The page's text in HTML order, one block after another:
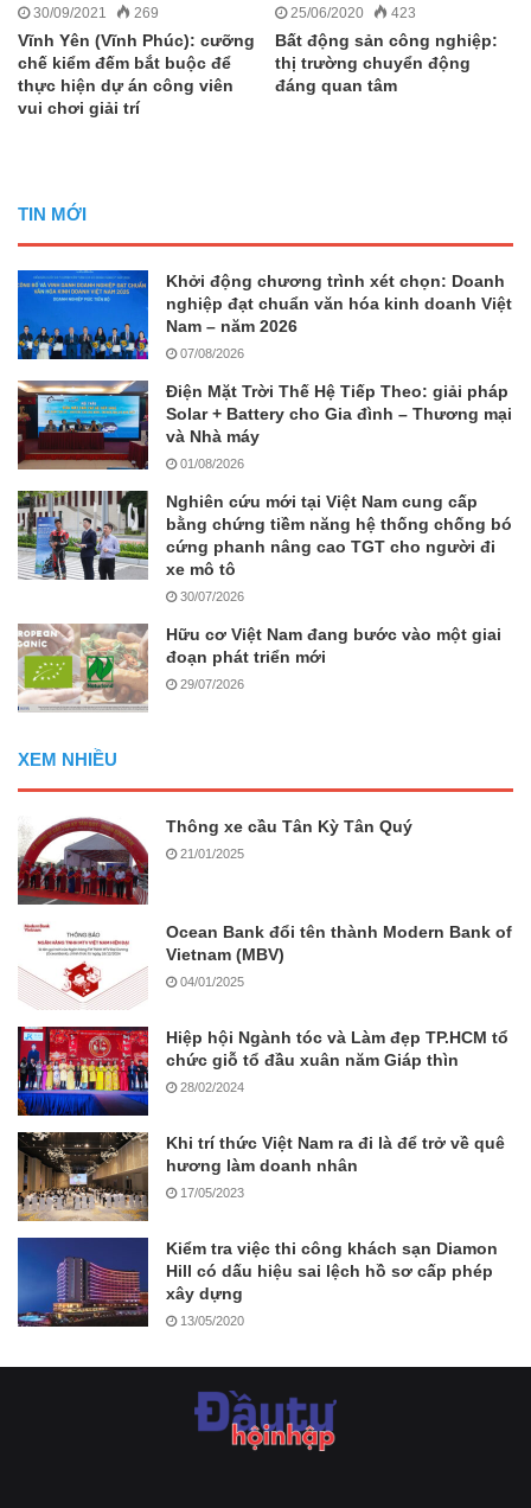
30/09/2021 269
Vĩnh Yên (Vĩnh Phúc): cưỡng
chế kiểm đếm bắt buộc để
thực hiện dự án công viên
vui chơi giải trí
25/06/2020 423
Bất động sản công nghiệp:
thị trường chuyển động
đáng quan tâm
TIN MỚI
Khởi động chương trình xét chọn: Doanh
nghiệp đạt chuẩn văn hóa kinh doanh Việt
Nam – năm 2026
07/08/2026
Điện Mặt Trời Thế Hệ Tiếp Theo: giải pháp
Solar + Battery cho Gia đình – Thương mại
và Nhà máy
01/08/2026
Nghiên cứu mới tại Việt Nam cung cấp
bằng chứng tiềm năng hệ thống chống bó
cứng phanh nâng cao TGT cho người đi
xe mô tô
30/07/2026
Hữu cơ Việt Nam đang bước vào một giai
đoạn phát triển mới
29/07/2026
XEM NHIỀU
Thông xe cầu Tân Kỳ Tân Quý
21/01/2025
Ocean Bank đổi tên thành Modern Bank of
Vietnam (MBV)
04/01/2025
Hiệp hội Ngành tóc và Làm đẹp TP.HCM tổ
chức giỗ tổ đầu xuân năm Giáp thìn
28/02/2024
Khi trí thức Việt Nam ra đi là để trở về quê
hương làm doanh nhân
17/05/2023
Kiểm tra việc thi công khách sạn Diamon
Hill có dấu hiệu sai lệch hồ sơ cấp phép
xây dựng
13/05/2020